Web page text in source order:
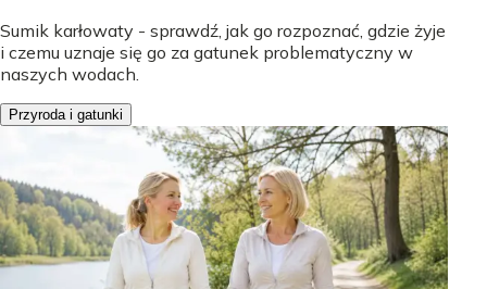
Sumik karłowaty - sprawdź, jak go rozpoznać, gdzie żyje
i czemu uznaje się go za gatunek problematyczny w
naszych wodach.
Przyroda i gatunki